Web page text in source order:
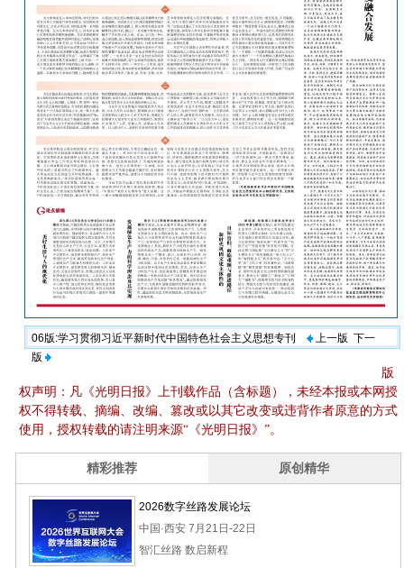
06版:学习贯彻习近平新时代中国特色社会主义思想专刊 上一版 下一
版
版
权声明：凡《光明日报》上刊载作品（含标题），未经本报或本网授
权不得转载、摘编、改编、篡改或以其它改变或违背作者原意的方式
使用，授权转载的请注明来源“《光明日报》”。